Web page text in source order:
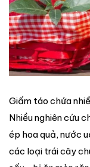
Giấm táo chứa
Nhiều nghiên cứu
ép hoa quả, nước
các loại trái cây